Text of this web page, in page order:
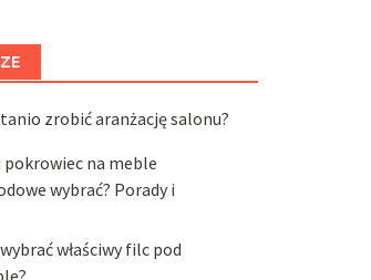
zrobić aranżację salonu?
pokrowiec na meble
wybrać? Porady i
właściwy filc pod